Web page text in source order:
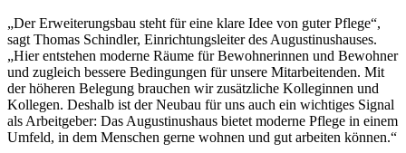
„Der Erweiterungsbau steht für eine klare Idee von guter Pflege“,
sagt Thomas Schindler, Einrichtungsleiter des Augustinushauses.
„Hier entstehen moderne Räume für Bewohnerinnen und Bewohner
und zugleich bessere Bedingungen für unsere Mitarbeitenden. Mit
der höheren Belegung brauchen wir zusätzliche Kolleginnen und
Kollegen. Deshalb ist der Neubau für uns auch ein wichtiges Signal
als Arbeitgeber: Das Augustinushaus bietet moderne Pflege in einem
Umfeld, in dem Menschen gerne wohnen und gut arbeiten können.“